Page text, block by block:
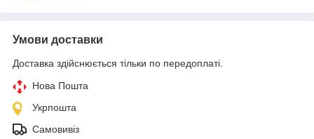
Умови доставки
Доставка здійснюється тільки по передоплаті.
Нова Пошта
Укрпошта
Самовивіз